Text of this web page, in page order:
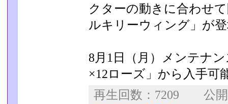
クターの動きに合わせ
ルキリーウィング」が
8月1日（月）メンテナ
×12ローズ」から入手可
再生回数：7209 公